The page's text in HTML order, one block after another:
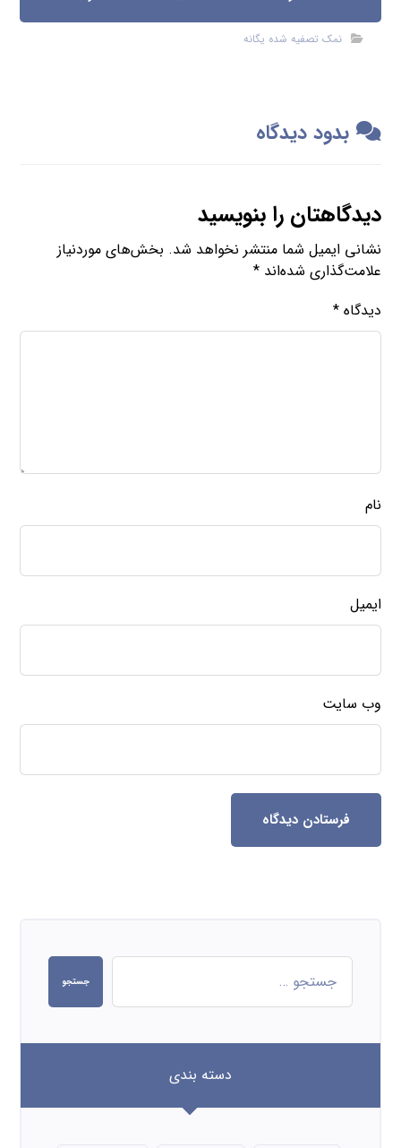
نمک تصفیه شده یگانه
بدود دیدگاه
دیدگاهتان را بنویسید
نشانی ایمیل شما منتشر نخواهد شد. بخش‌های موردنیاز
علامت‌گذاری شده‌اند*
دیدگاه*
نام
ایمیل
وب‌ سایت
فرستادن دیدگاه
جستجو
دسته بندی